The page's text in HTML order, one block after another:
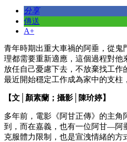
分享
傳送
A+
青年時期出重大車禍的阿垂，從鬼
理都需要重新適應，這個過程對他
放任自己憂慮下去，不放棄找工作
最近開始穩定工作成為家中的支柱
【文│顏素蘭；攝影│陳玠婷】
多年前，電影《阿甘正傳》的主角
到，而在嘉義，也有一位阿甘—阿
克服體力限制，也是宣洩情緒的方